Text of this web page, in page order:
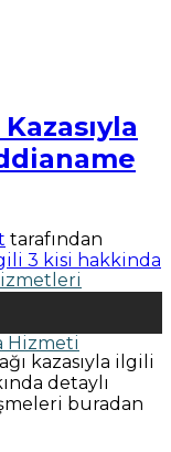
Hizmeti
tarafından
kazasıyla ilgili
detaylı
buradan